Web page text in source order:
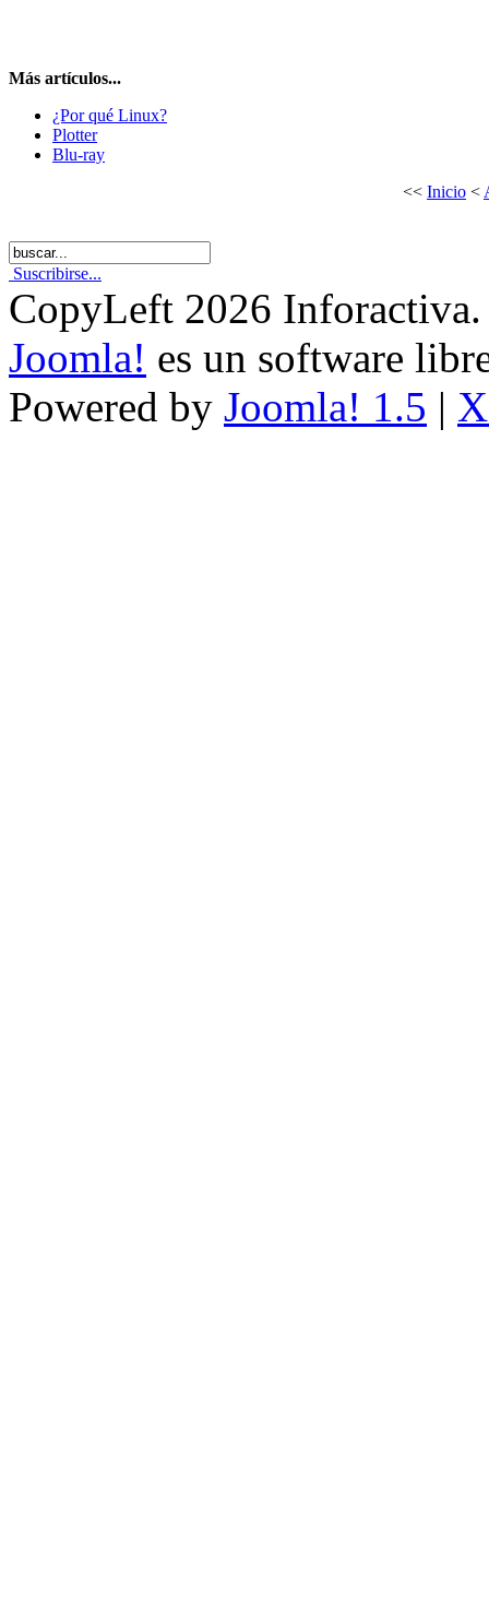
Más artículos...
¿Por qué Linux?
Plotter
Blu-ray
<< Inicio <
Suscribirse...
CopyLeft 2026 Inforactiva.
Joomla! es un software
Powered by Joomla! 1.5 |